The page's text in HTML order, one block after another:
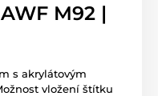
M92 |
s akrylátovým
vložení štítku